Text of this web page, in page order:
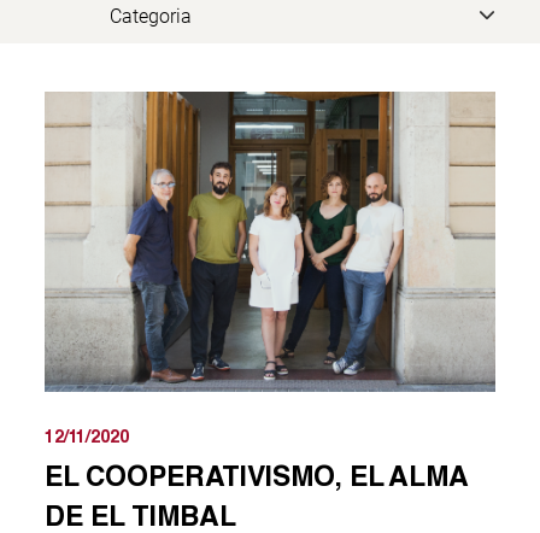
12/11/2020
EL COOPERATIVISMO, EL ALMA
DE EL TIMBAL